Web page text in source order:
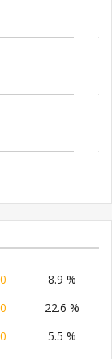
8.9 %
22.6 %
5.5 %